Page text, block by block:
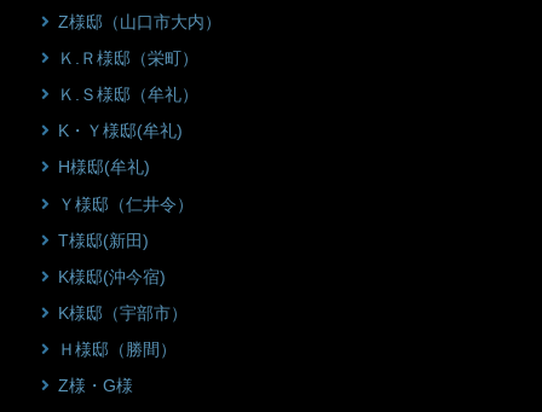
Z様邸（山口市大内）
Ｋ.Ｒ様邸（栄町）
Ｋ.Ｓ様邸（牟礼）
K・Ｙ様邸(牟礼)
H様邸(牟礼)
Ｙ様邸（仁井令）
T様邸(新田)
K様邸(沖今宿)
K様邸（宇部市）
Ｈ様邸（勝間）
Z様・G様